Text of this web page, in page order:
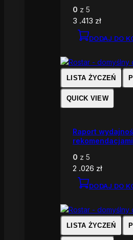
0 z 5
3 .413 zł
DODAJ DO
LISTA ŻYCZEŃ
QUICK VIEW
Raport
rekomendacjami
0 z 5
2 .026 zł
DODAJ DO
LISTA ŻYCZEŃ